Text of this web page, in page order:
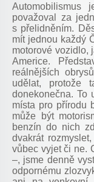
Automobilismus
považoval za
s přelidněním.
mít jednou každý
motorové vozidlo,
Americe.
reálnějších
udělat, protože
donekonečna. To
místa pro přírodu
může být
benzín do nich
dvakrát
vůbec vyjet či ne.
–, jsme denně
odpornému